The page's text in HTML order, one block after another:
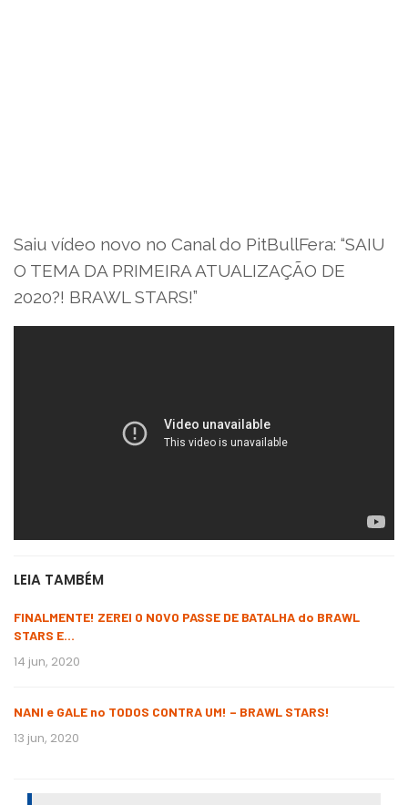
Saiu vídeo novo no Canal do PitBullFera: “SAIU
O TEMA DA PRIMEIRA ATUALIZAÇÃO DE
2020?! BRAWL STARS!”
LEIA TAMBÉM
FINALMENTE! ZEREI O NOVO PASSE DE BATALHA do BRAWL
STARS E…
14 jun, 2020
NANI e GALE no TODOS CONTRA UM! – BRAWL STARS!
13 jun, 2020